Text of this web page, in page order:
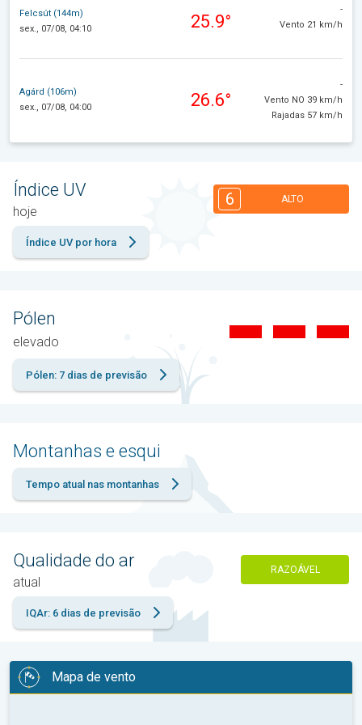
Felcsút (144m)
sex., 07/08, 04:10
25.9°
-
Vento 21 km/h
Agárd (106m)
sex., 07/08, 04:00
26.6°
-
Vento NO 39 km/h
Rajadas 57 km/h
Índice UV
hoje
6 ALTO
Índice UV por hora
Pólen
elevado
Pólen: 7 dias de previsão
Montanhas e esqui
Tempo atual nas montanhas
Qualidade do ar
atual
RAZOÁVEL
IQAr: 6 dias de previsão
Mapa de vento